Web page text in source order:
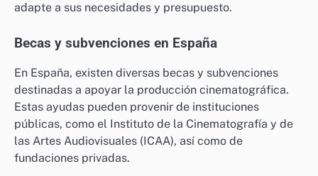
adapte a sus necesidades y presupuesto.
Becas y subvenciones en España
En España, existen diversas becas y subvenciones
destinadas a apoyar la producción cinematográfica.
Estas ayudas pueden provenir de instituciones
públicas, como el Instituto de la Cinematografía y de
las Artes Audiovisuales (ICAA), así como de
fundaciones privadas.